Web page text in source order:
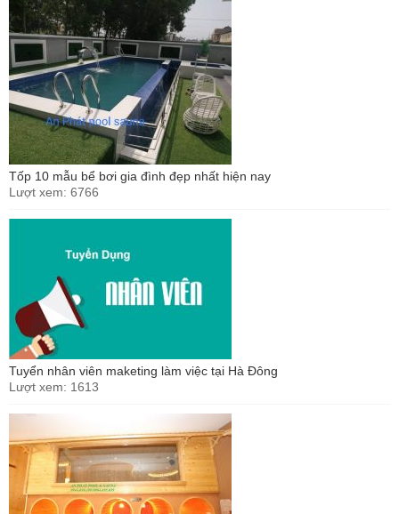
Tốp 10 mẫu bể bơi gia đình đẹp nhất hiện nay
Lượt xem: 6766
Tuyển nhân viên maketing làm việc tại Hà Đông
Lượt xem: 1613